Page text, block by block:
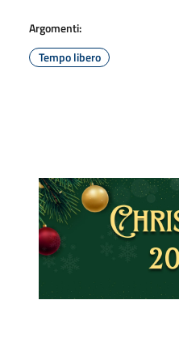
Argomenti:
Tempo libero